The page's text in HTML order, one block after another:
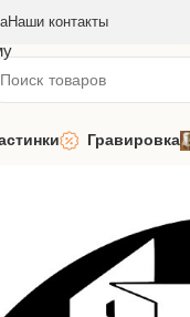
Наши контакты
Гравировка
Русская музыка